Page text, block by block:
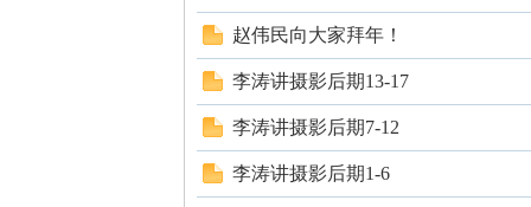
赵伟民向大家拜年！
李涛讲摄影后期13-17
李涛讲摄影后期7-12
李涛讲摄影后期1-6